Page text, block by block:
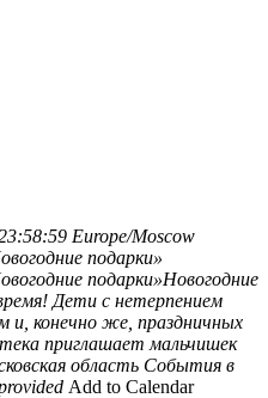
Europe/Moscow
подарки»
подарки»Новогодние
Дети с нетерпением
конечно же, праздничных
приглашает мальчишек
область События в
Add to Calendar